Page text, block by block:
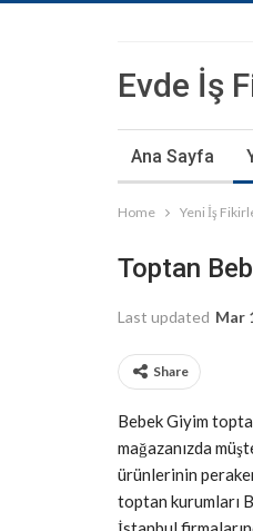
Evde İş
Ana Sayfa
Home Yeni İş
Toptan
Last updated Mar
Share
Bebek Giyim
mağazanızda
ürünlerinin
toptan kurumları